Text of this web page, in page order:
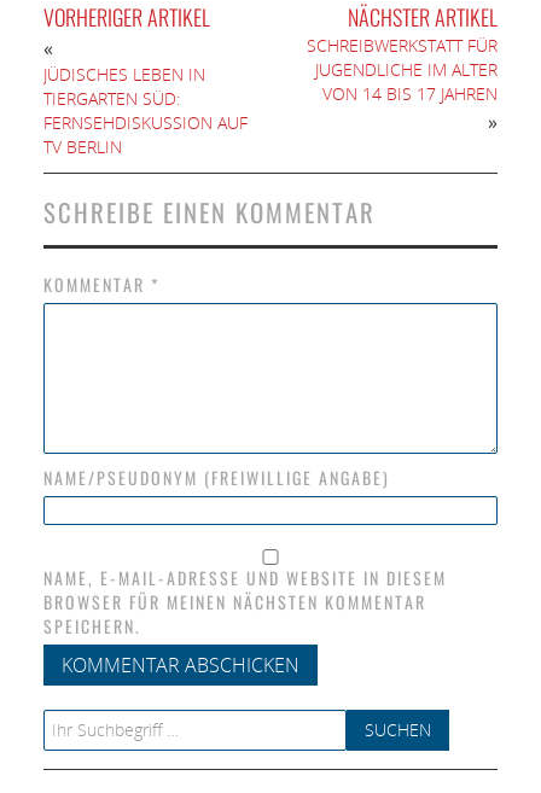
VORHERIGER ARTIKEL
«
JÜDISCHES LEBEN IN
TIERGARTEN SÜD:
FERNSEHDISKUSSION AUF
TV BERLIN
NÄCHSTER ARTIKEL
SCHREIBWERKSTATT FÜR
JUGENDLICHE IM ALTER
VON 14 BIS 17 JAHREN
»
SCHREIBE EINEN KOMMENTAR
KOMMENTAR *
NAME/PSEUDONYM (FREIWILLIGE ANGABE)
NAME, E-MAIL-ADRESSE UND WEBSITE IN DIESEM
BROWSER FÜR MEINEN NÄCHSTEN KOMMENTAR
SPEICHERN.
Search for: